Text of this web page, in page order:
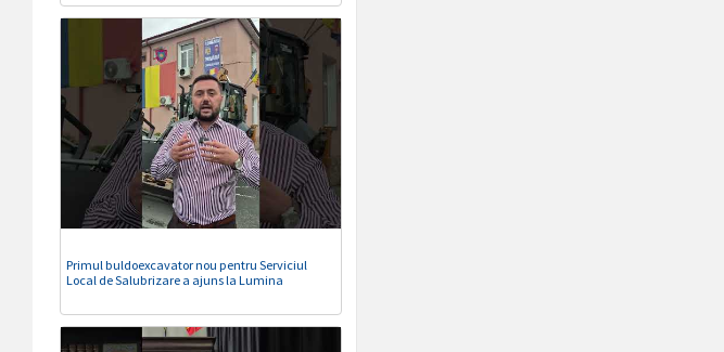
Primul buldoexcavator nou pentru Serviciul
Local de Salubrizare a ajuns la Lumina